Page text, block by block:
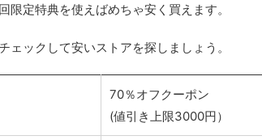
定特典を使えばめちゃ安く買えます。
ックして安いストアを探しましょう。
70％オフクーポン
(値引き上限3000円）